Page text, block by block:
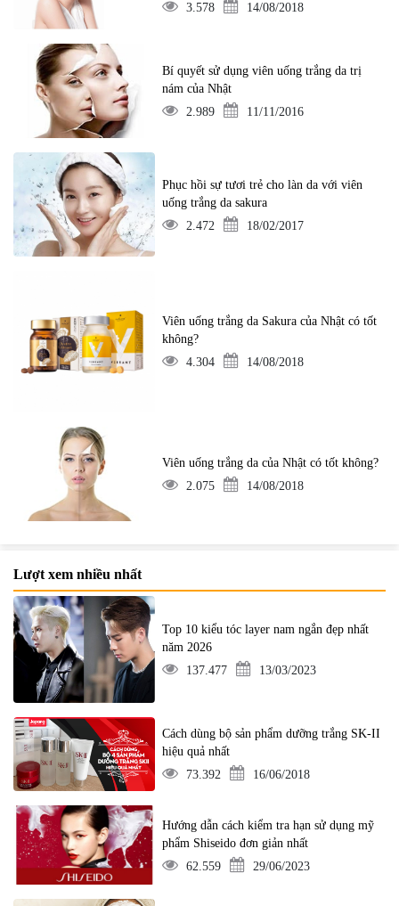
3.578
14/08/2018
Bí quyết sử dụng viên uống trắng da trị
nám của Nhật
2.989
11/11/2016
Phục hồi sự tươi trẻ cho làn da với viên
uống trắng da sakura
2.472
18/02/2017
Viên uống trắng da Sakura của Nhật có tốt
không?
4.304
14/08/2018
Viên uống trắng da của Nhật có tốt không?
2.075
14/08/2018
Lượt xem nhiều nhất
Top 10 kiểu tóc layer nam ngắn đẹp nhất
năm 2026
137.477
13/03/2023
Cách dùng bộ sản phẩm dưỡng trắng SK-II
hiệu quả nhất
73.392
16/06/2018
Hướng dẫn cách kiểm tra hạn sử dụng mỹ
phẩm Shiseido đơn giản nhất
62.559
29/06/2023